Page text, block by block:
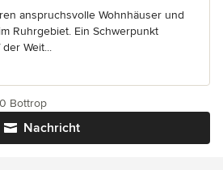
anspruchsvolle Wohnhäuser und
Ruhrgebiet. Ein Schwerpunkt
Weit...
Nachricht
Bottrop